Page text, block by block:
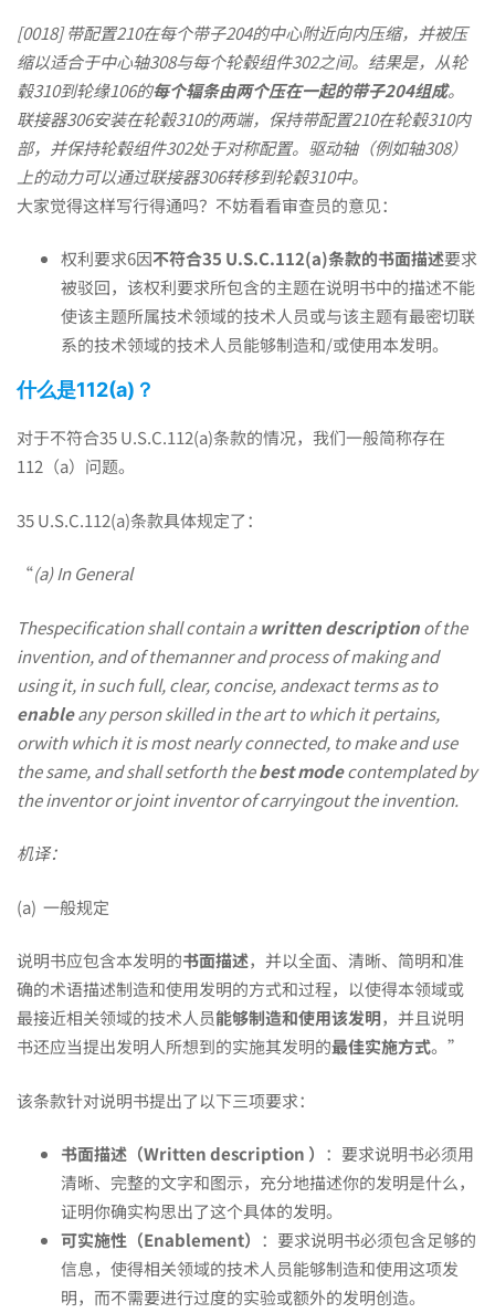
[0018]带配置210在每个带子204的中心附近向内压缩，并被压
缩以适合于中心轴308与每个轮毂组件302之间。结果是，从轮
毂310到轮缘106的每个辐条由两个压在一起的带子204组成。
联接器306安装在轮毂310的两端，保持带配置210在轮毂310内
部，并保持轮毂组件302处于对称配置。驱动轴（例如轴308）
上的动力可以通过联接器306转移到轮毂310中。
大家觉得这样写行得通吗？不妨看看审查员的意见：
权利要求6因不符合35 U.S.C.112(a)条款的书面描述要求
被驳回，该权利要求所包含的主题在说明书中的描述不能
使该主题所属技术领域的技术人员或与该主题有最密切联
系的技术领域的技术人员能够制造和/或使用本发明。
什么是112(a)？
对于不符合35 U.S.C.112(a)条款的情况，我们一般简称存在
112（a）问题。
35 U.S.C.112(a)条款具体规定了：
“(a) In General
Thespecification shall contain awritten descriptionof the
invention, and of themanner and process of making and
using it, in such full, clear, concise, andexact terms as to
enableany person skilled in the art to which it pertains,
orwith which it is most nearly connected, to make and use
the same, and shall setforth thebest modecontemplated by
the inventor or joint inventor of carryingout the invention.
机译：
(a) 一般规定
说明书应包含本发明的书面描述，并以全面、清晰、简明和准
确的术语描述制造和使用发明的方式和过程，以使得本领域或
最接近相关领域的技术人员能够制造和使用该发明，并且说明
书还应当提出发明人所想到的实施其发明的最佳实施方式。”
该条款针对说明书提出了以下三项要求：
书面描述（Written description ） ：要求说明书必须用
清晰、完整的文字和图示，充分地描述你的发明是什么，
证明你确实构思出了这个具体的发明。
可实施性（Enablement） ：要求说明书必须包含足够的
信息，使得相关领域的技术人员能够制造和使用这项发
明，而不需要进行过度的实验或额外的发明创造。